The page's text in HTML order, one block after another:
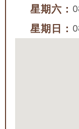
星期六：
星期日：